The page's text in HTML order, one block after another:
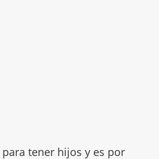
tener hijos y es por